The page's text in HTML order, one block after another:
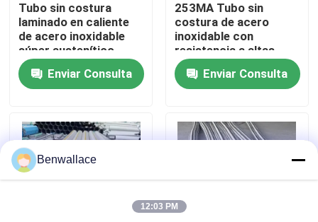
Control de calidad
Contacta con nosotros
Noticias
Casos de trabajo
Tubo sin costura
laminado en caliente
de acero inoxidable
súper austenítico
317L, resistente a la
corrosiónEnviar Consulta
253MA Tubo sin
costura de acero
inoxidable con
resistencia a altas
temperaturas,
resistencia a la
corrosión y estructura
Enviar Consulta
Benwallace
12:03 PM